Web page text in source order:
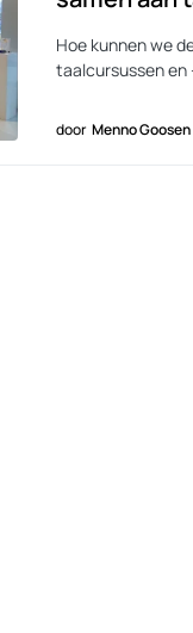
Hoe kunnen we
taalcursussen en
door Menno Goosen